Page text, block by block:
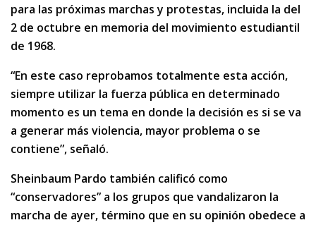
para las próximas marchas y protestas, incluida la del
2 de octubre en memoria del movimiento estudiantil
de 1968.
“En este caso reprobamos totalmente esta acción,
siempre utilizar la fuerza pública en determinado
momento es un tema en donde la decisión es si se va
a generar más violencia, mayor problema o se
contiene”, señaló.
Sheinbaum Pardo también calificó como
“conservadores” a los grupos que vandalizaron la
marcha de ayer, término que en su opinión obedece a